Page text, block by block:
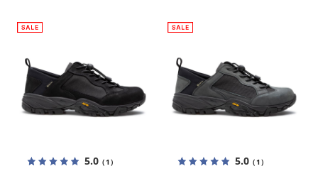
5.0（1） 5.0（1）